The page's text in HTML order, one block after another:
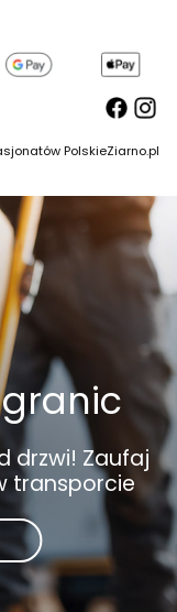
PolskieZiarno.pl
drzwi! Zaufaj
transporcie